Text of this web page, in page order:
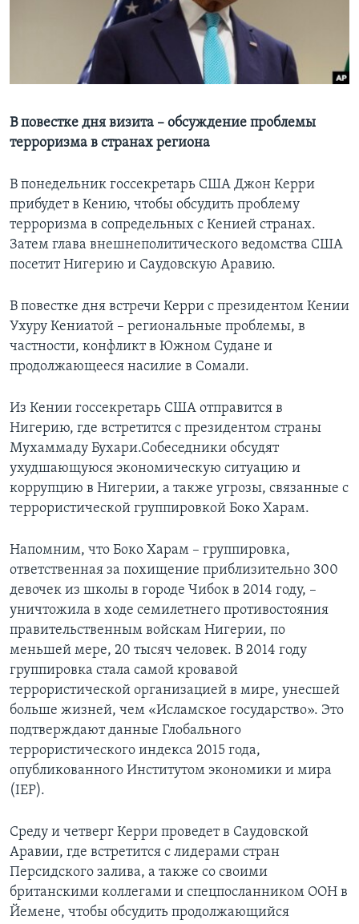
Learning English
СОЦИАЛЬНЫЕ СЕТИ
Языки
В повестке дня визита – обсуждение проблемы
терроризма в странах региона
В понедельник госсекретарь США Джон Керри
прибудет в Кению, чтобы обсудить проблему
терроризма в сопредельных с Кенией странах.
Затем глава внешнеполитического ведомства США
посетит Нигерию и Саудовскую Аравию.
В повестке дня встречи Керри с президентом Кении
Ухуру Кениатой – региональные проблемы, в
частности, конфликт в Южном Судане и
продолжающееся насилие в Сомали.
Из Кении госсекретарь США отправится в
Нигерию, где встретится с президентом страны
Мухаммаду Бухари.Собеседники обсудят
ухудшающуюся экономическую ситуацию и
коррупцию в Нигерии, а также угрозы, связанные с
террористической группировкой Боко Харам.
Напомним, что Боко Харам – группировка,
ответственная за похищение приблизительно 300
девочек из школы в городе Чибок в 2014 году, –
уничтожила в ходе семилетнего противостояния
правительственным войскам Нигерии, по
меньшей мере, 20 тысяч человек. В 2014 году
группировка стала самой кровавой
террористической организацией в мире, унесшей
больше жизней, чем «Исламское государство». Это
подтверждают данные Глобального
террористического индекса 2015 года,
опубликованного Институтом экономики и мира
(IEP).
Среду и четверг Керри проведет в Саудовской
Аравии, где встретится с лидерами стран
Персидского залива, а также со своими
британскими коллегами и спецпосланником ООН в
Йемене, чтобы обсудить продолжающийся